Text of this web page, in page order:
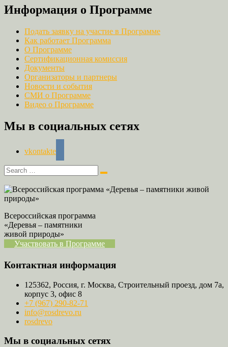
Информация о Программе
Подать заявку на участие в Программе
Как работает Программа
О Программе
Сертификационная комиссия
Документы
Организаторы и партнеры
Новости и события
СМИ о Программе
Видео о Программе
Мы в социальных сетях
vkontakte
Всероссийская программа
«Деревья – памятники
живой природы»
Участвовать в Программе
Контактная информация
125362, Россия, г. Москва, Строительный проезд, дом 7а,
корпус 3, офис 8
+7 (967) 290-82-71
info@rosdrevo.ru
rosdrevo
Мы в социальных сетях